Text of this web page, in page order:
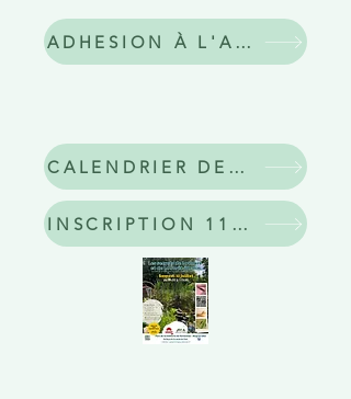
ADHESION À L'ASSOCIATION 25/26 !
CALENDRIER DES ACTIVITES
INSCRIPTION 11 juillet / FNE Ain - Mare